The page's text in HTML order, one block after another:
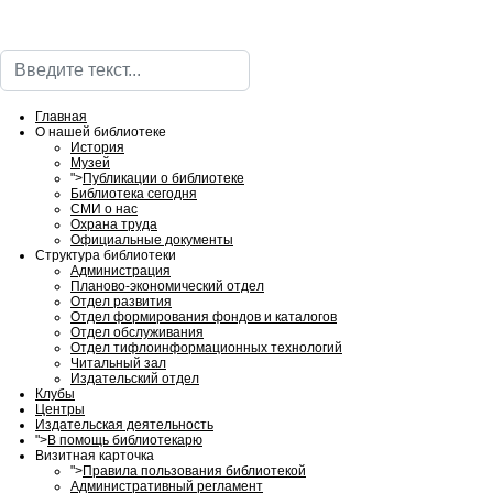
Поиск
Главная
О нашей библиотеке
История
Музей
">Публикации о библиотеке
Библиотека сегодня
СМИ о нас
Охрана труда
Официальные документы
Структура библиотеки
Администрация
Планово-экономический отдел
Отдел развития
Отдел формирования фондов и каталогов
Отдел обслуживания
Отдел тифлоинформационных технологий
Читальный зал
Издательский отдел
Клубы
Центры
Издательская деятельность
">В помощь библиотекарю
Визитная карточка
">Правила пользования библиотекой
Административный регламент